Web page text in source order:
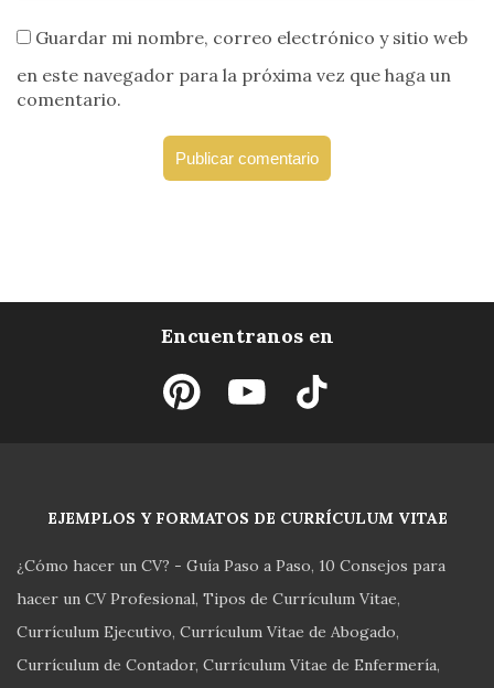
Guardar mi nombre, correo electrónico y sitio web
en este navegador para la próxima vez que haga un
comentario.
Encuentranos en
EJEMPLOS Y FORMATOS DE CURRÍCULUM VITAE
¿Cómo hacer un CV? - Guía Paso a Paso 10 Consejos para
hacer un CV Profesional Tipos de Currículum Vitae
Currículum Ejecutivo Currículum Vitae de Abogado
Currículum de Contador Currículum Vitae de Enfermería